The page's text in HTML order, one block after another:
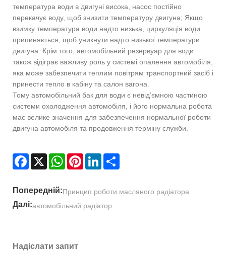
температура води в двигуні висока, насос постійно
перекачує воду, щоб знизити температуру двигуна; Якщо
взимку температура води надто низька, циркуляція води
припиняється, щоб уникнути надто низької температури
двигуна. Крім того, автомобільний резервуар для води
також відіграє важливу роль у системі опалення автомобіля,
яка може забезпечити теплим повітрям транспортний засіб і
принести тепло в кабіну та салон вагона.
Тому автомобільний бак для води є невід’ємною частиною
системи охолодження автомобіля, і його нормальна робота
має велике значення для забезпечення нормальної роботи
двигуна автомобіля та продовження терміну служби.
Facebook
X WhatsAppPinterestLinkedIn
Попередній:Принцип роботи масляного радіатора
Далі:автомобільний радіатор
Надіслати запит